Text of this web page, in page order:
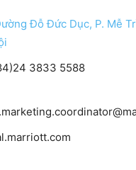
Đỗ Đức Dục, P. Mễ
3833 5588